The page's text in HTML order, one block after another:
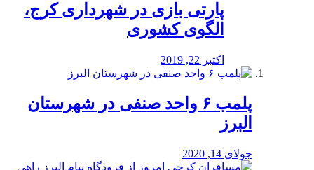
پارتی بازی در شهرداری کرج،
الگوی کشوری
اکتبر 22, 2019
پلمب ۶ واحد صنفی در شهرستان
البرز
جولای 14, 2020